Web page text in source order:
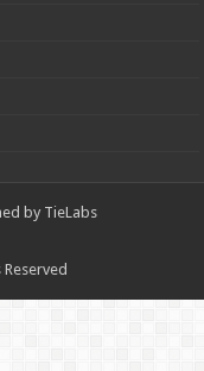
by TieLabs